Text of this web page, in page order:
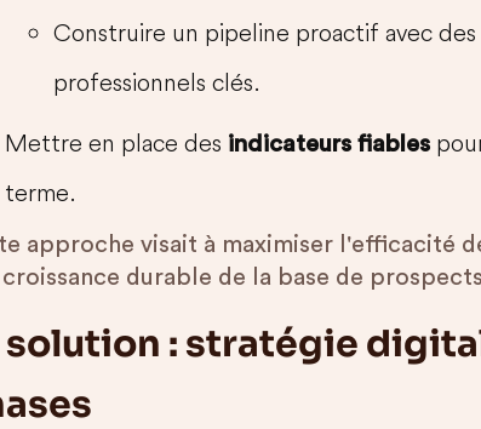
Construire un pipeline proactif avec des
professionnels clés.
Mettre en place des indicateurs fiables
terme.
approche visait à maximiser l'efficacité
durable de la base de
solution : stratégie